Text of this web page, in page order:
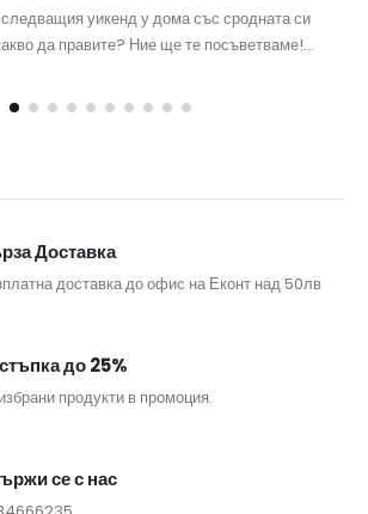
уикенд у дома със сродната си
да правите? Ние ще те посъветваме!...
Доставка
доставка до офис на Еконт над 50лв
до 25%
продукти в промоция.
се с нас